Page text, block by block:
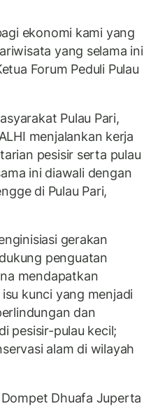
ekonomi kami yang
yang selama ini
Forum Peduli Pulau
Pulau Pari,
menjalankan kerja
pesisir serta pulau
ini diawali dengan
di Pulau Pari,
gerakan
penguatan
mendapatkan
kunci yang menjadi
dan
pesisir-pulau kecil;
alam di wilayah
Dhuafa Juperta